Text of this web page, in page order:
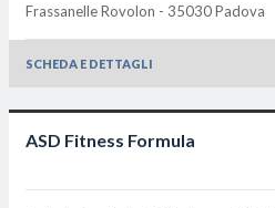
Frassanelle Rovolon - 35030 Padova
SCHEDA E DETTAGLI
ASD Fitness Formula